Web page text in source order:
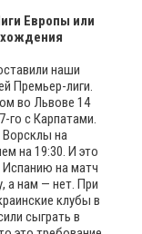
Европы или
наши
Премьер-лиги.
во Львове 14
го с Карпатами.
Ворсклы на
на 19:30. И это
Испанию на матч
а нам — нет. При
клубы в
сыграть в